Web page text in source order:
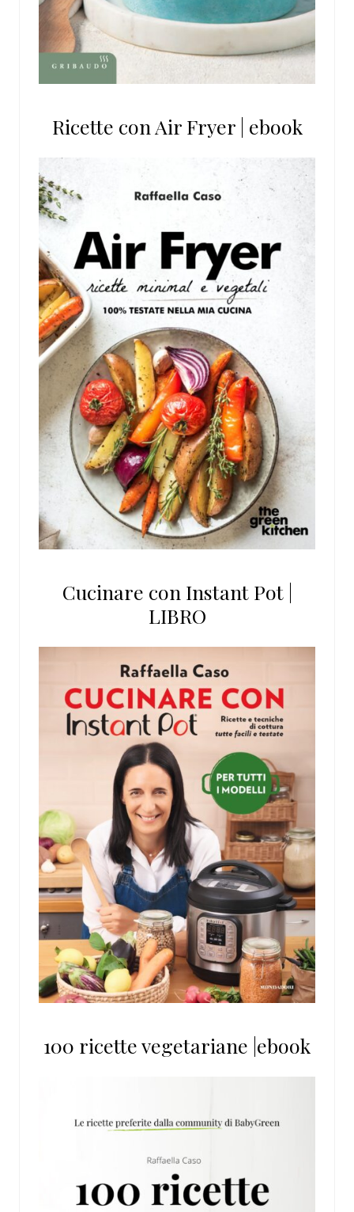
Ricette con Air Fryer | ebook
Cucinare con Instant Pot |
LIBRO
100 ricette vegetariane |ebook